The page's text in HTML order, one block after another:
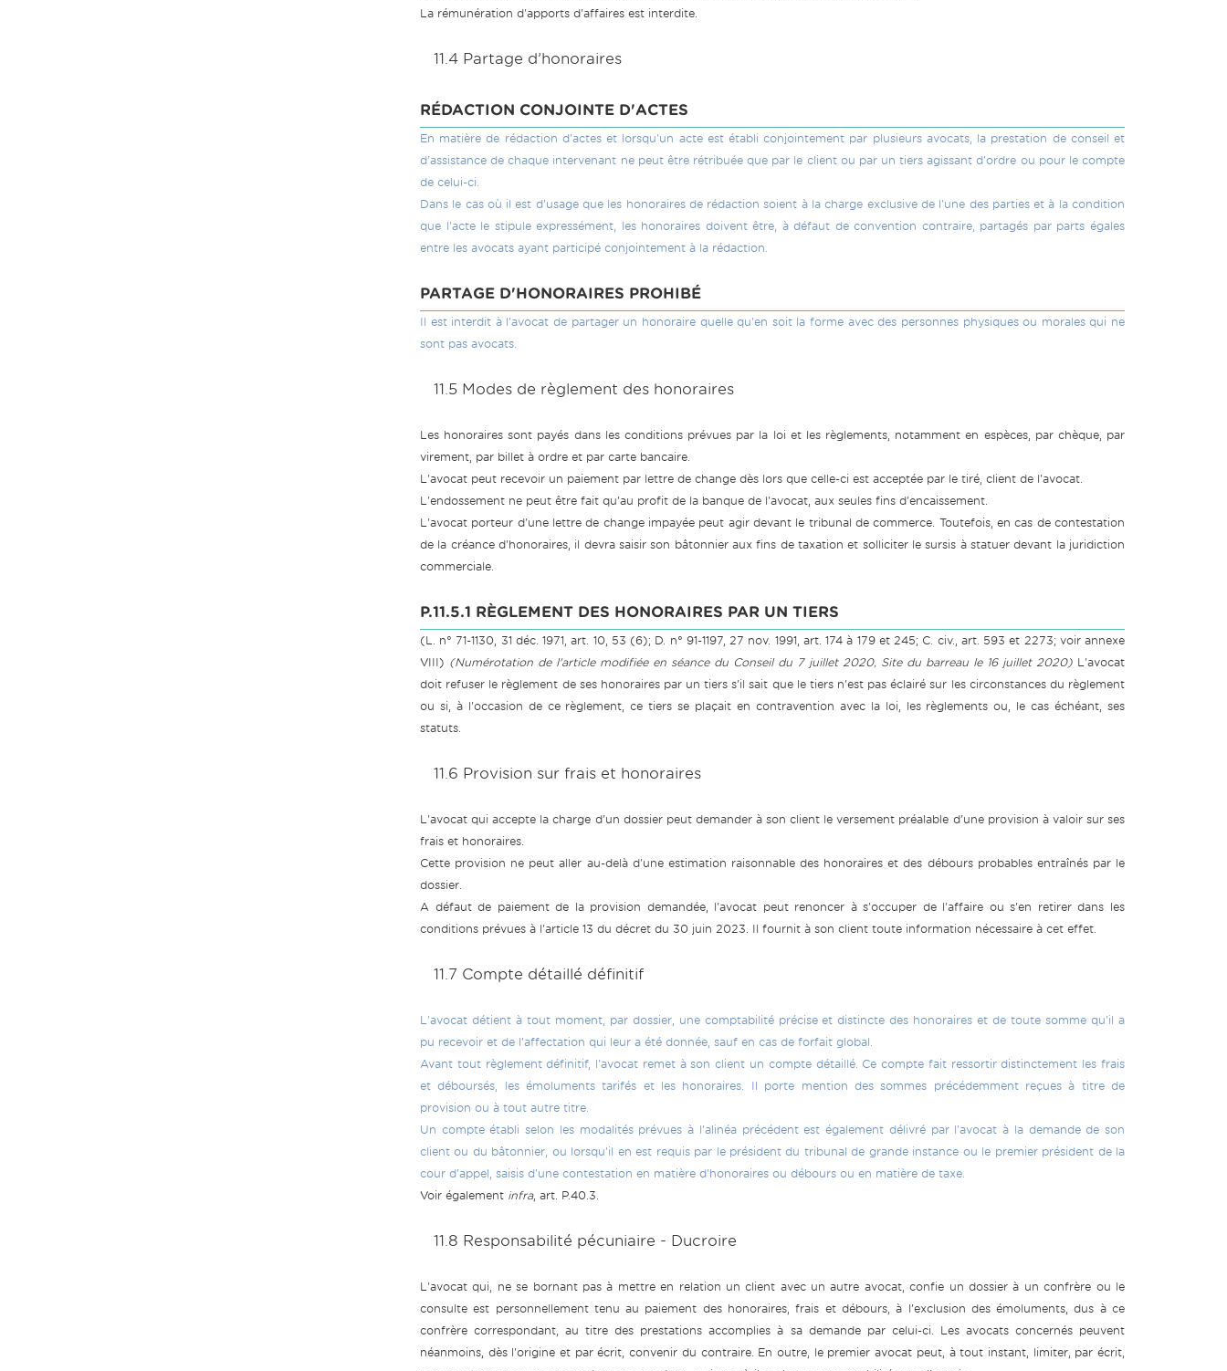
La rémunération d'apports d'affaires est interdite.
11.4 Partage d’honoraires
RÉDACTION CONJOINTE D'ACTES
En matière de rédaction d'actes et lorsqu'un acte est établi conjointement par plusieurs avocats, la prestation de conseil et
d'assistance de chaque intervenant ne peut être rétribuée que par le client ou par un tiers agissant d'ordre ou pour le compte
de celui-ci.
Dans le cas où il est d'usage que les honoraires de rédaction soient à la charge exclusive de l'une des parties et à la condition
que l'acte le stipule expressément, les honoraires doivent être, à défaut de convention contraire, partagés par parts égales
entre les avocats ayant participé conjointement à la rédaction.
PARTAGE D'HONORAIRES PROHIBÉ
Il est interdit à l'avocat de partager un honoraire quelle qu'en soit la forme avec des personnes physiques ou morales qui ne
sont pas avocats.
11.5 Modes de règlement des honoraires
Les honoraires sont payés dans les conditions prévues par la loi et les règlements, notamment en espèces, par chèque, par
virement, par billet à ordre et par carte bancaire.
L'avocat peut recevoir un paiement par lettre de change dès lors que celle-ci est acceptée par le tiré, client de l'avocat.
L'endossement ne peut être fait qu'au profit de la banque de l'avocat, aux seules fins d'encaissement.
L'avocat porteur d'une lettre de change impayée peut agir devant le tribunal de commerce. Toutefois, en cas de contestation
de la créance d'honoraires, il devra saisir son bâtonnier aux fins de taxation et solliciter le sursis à statuer devant la juridiction
commerciale.
P.11.5.1 RÈGLEMENT DES HONORAIRES PAR UN TIERS
(L. n° 71-1130, 31 déc. 1971, art. 10, 53 (6); D. n° 91-1197, 27 nov. 1991, art. 174 à 179 et 245; C. civ., art. 593 et 2273; voir annexe
VIII) (Numérotation de l'article modifiée en séance du Conseil du 7 juillet 2020, Site du barreau le 16 juillet 2020) L'avocat
doit refuser le règlement de ses honoraires par un tiers s'il sait que le tiers n'est pas éclairé sur les circonstances du règlement
ou si, à l'occasion de ce règlement, ce tiers se plaçait en contravention avec la loi, les règlements ou, le cas échéant, ses
statuts.
11.6 Provision sur frais et honoraires
L'avocat qui accepte la charge d'un dossier peut demander à son client le versement préalable d'une provision à valoir sur ses
frais et honoraires.
Cette provision ne peut aller au-delà d'une estimation raisonnable des honoraires et des débours probables entraînés par le
dossier.
A défaut de paiement de la provision demandée, l'avocat peut renoncer à s'occuper de l'affaire ou s'en retirer dans les
conditions prévues à l'article 13 du décret du 30 juin 2023. Il fournit à son client toute information nécessaire à cet effet.
11.7 Compte détaillé définitif
L'avocat détient à tout moment, par dossier, une comptabilité précise et distincte des honoraires et de toute somme qu'il a
pu recevoir et de l'affectation qui leur a été donnée, sauf en cas de forfait global.
Avant tout règlement définitif, l'avocat remet à son client un compte détaillé. Ce compte fait ressortir distinctement les frais
et déboursés, les émoluments tarifés et les honoraires. Il porte mention des sommes précédemment reçues à titre de
provision ou à tout autre titre.
Un compte établi selon les modalités prévues à l'alinéa précédent est également délivré par l'avocat à la demande de son
client ou du bâtonnier, ou lorsqu'il en est requis par le président du tribunal de grande instance ou le premier président de la
cour d'appel, saisis d'une contestation en matière d'honoraires ou débours ou en matière de taxe.
Voir également infra, art. P.40.3.
11.8 Responsabilité pécuniaire - Ducroire
L'avocat qui, ne se bornant pas à mettre en relation un client avec un autre avocat, confie un dossier à un confrère ou le
consulte est personnellement tenu au paiement des honoraires, frais et débours, à l'exclusion des émoluments, dus à ce
confrère correspondant, au titre des prestations accomplies à sa demande par celui-ci. Les avocats concernés peuvent
néanmoins, dès l'origine et par écrit, convenir du contraire. En outre, le premier avocat peut, à tout instant, limiter, par écrit,